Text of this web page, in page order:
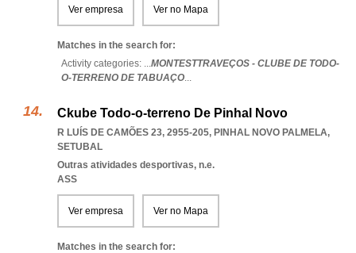
Ver empresa Ver no Mapa
Matches in the search for:
Activity categories: ...MONTESTTRAVEÇOS - CLUBE DE TODO-
O-TERRENO DE TABUAÇO...
Ckube Todo-o-terreno De Pinhal Novo
R LUÍS DE CAMÕES 23, 2955-205, PINHAL NOVO PALMELA,
SETUBAL
Outras atividades desportivas, n.e.
ASS
Ver empresa Ver no Mapa
Matches in the search for: